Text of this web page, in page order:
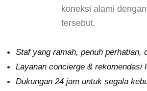
koneksi alami
tersebut.
Staf yang ramah, penuh perhatian,
Layanan concierge & rekomendasi
Dukungan 24 jam untuk segala